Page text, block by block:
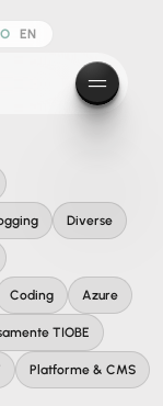
EN
Diverse
Coding Azure
TIOBE
Platforme & CMS